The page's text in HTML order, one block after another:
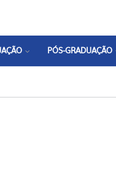
PÓS-GRADUAÇÃO